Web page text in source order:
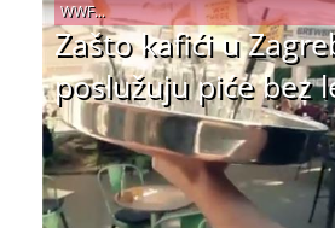
Zašto kafići u
poslužuju piće bez
WWF...